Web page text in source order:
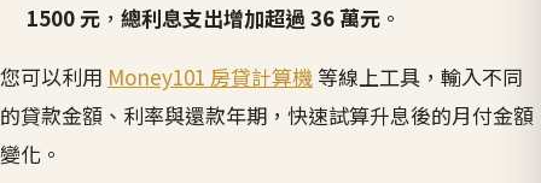
1500 元 ，總利息支出增加超過 36 萬元 。
您可以利用 Money101 房貸計算機 等線上工具，輸入不同
的貸款金額、利率與還款年期，快速試算升息後的月付金額
變化。